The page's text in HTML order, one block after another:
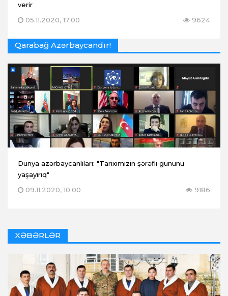
verir
05.11.2020, 17:00
9624
Qarabağ Azərbaycandır!
Dünya azərbaycanlıları: "Tariximizin şərəfli gününü
yaşayırıq"
09.11.2020, 10:00
9186
XƏBƏRLƏR